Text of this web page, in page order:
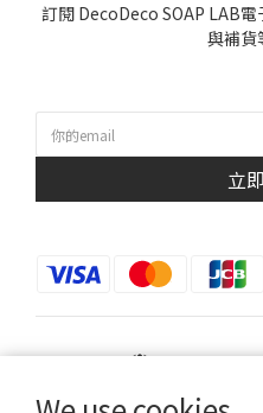
訂閱 DecoDeco SOAP LAB
與補貨
立